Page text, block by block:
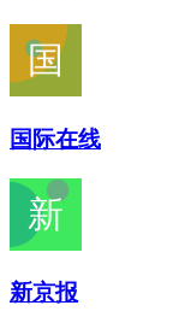
国际在线
新京报